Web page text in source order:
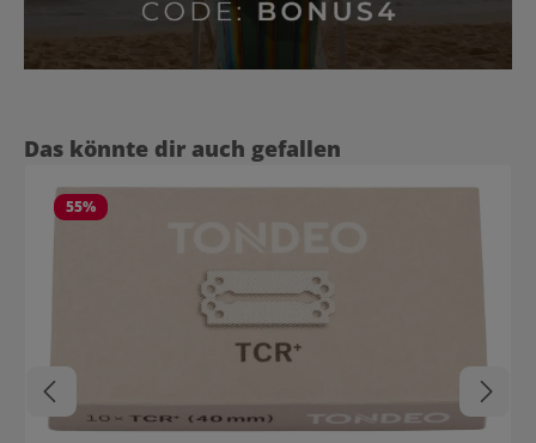
Produktgalerie überspringen
Das könnte dir auch gefallen
55%